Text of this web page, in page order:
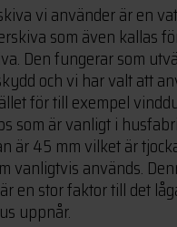
vi använder är en
som även kallas
Den fungerar som
och vi har valt att
för till exempel
som är vanligt i
är 45 mm vilket är
vanligtvis används.
en stor faktor till det
uppnår.